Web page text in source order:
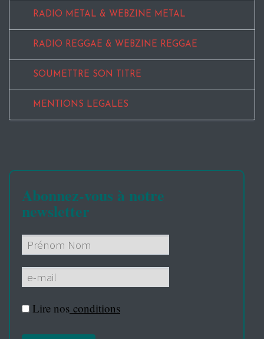
RADIO METAL & WEBZINE METAL
RADIO REGGAE & WEBZINE REGGAE
SOUMETTRE SON TITRE
MENTIONS LEGALES
Abonnez-vous à notre
newsletter
Lire nos conditions